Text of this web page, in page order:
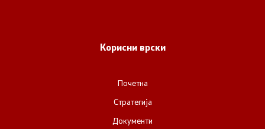
Корисни врски
Почетна
Стратегија
Документи